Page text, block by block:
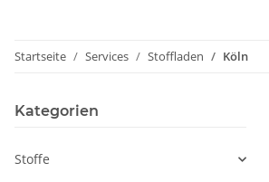
Startseite Services Stoffladen Köln
Kategorien
Stoffe